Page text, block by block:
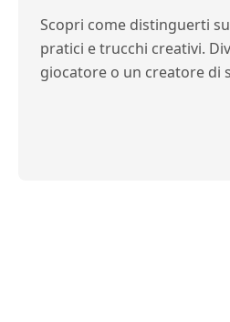
Scopri come distinguerti
pratici e trucchi creativi.
giocatore o un creatore di